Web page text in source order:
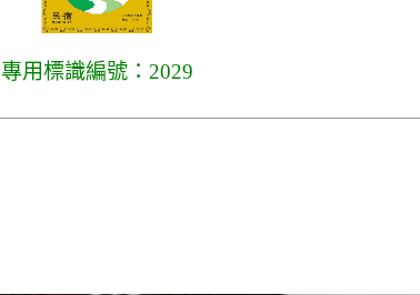
專用標識編號：2029